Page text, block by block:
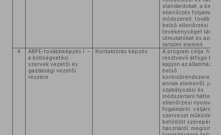
standardokat, a belső
ellenőrzés folyamatát
módszereit, továbbá a
belső ellenőrzési
tevékenységet
útmutatókat és azok
tartalmi elemeit.
4
ÁBPE-továbbképzés I. –
a költségvetési
szervek vezetői és
gazdasági vezetői
részére
Kontaktórás képzés
A program célja, hogy
résztvevő átfogó
kapjon az
belső
kontrollrendszerekről,
annak elemeiről, jogi
szabályozási és
módszertani
ellenőrzési
fogalmáról, céljáról, a
szervezet
betöltött szerepéről
hasznáról, megismeri